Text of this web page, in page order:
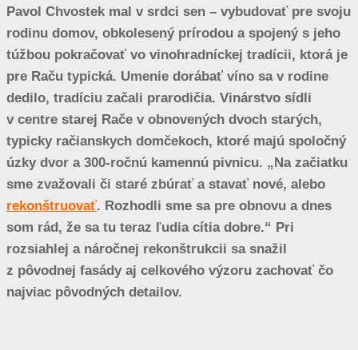
Pavol Chvostek mal v srdci sen – vybudovať pre svoju
rodinu domov, obkolesený prírodou a spojený s jeho
túžbou pokračovať vo vinohradníckej tradícii, ktorá je
pre Raču typická. Umenie dorábať víno sa v rodine
dedilo, tradíciu začali prarodičia. Vinárstvo sídli
v centre starej Rače v obnovených dvoch starých,
typicky račianskych domčekoch, ktoré majú spoločný
úzky dvor a 300-ročnú kamennú pivnicu. „Na začiatku
sme zvažovali či staré zbúrať a stavať nové, alebo
rekonštruovať. Rozhodli sme sa pre obnovu a dnes
som rád, že sa tu teraz ľudia cítia dobre.“ Pri
rozsiahlej a náročnej rekonštrukcii sa snažil
z pôvodnej fasády aj celkového výzoru zachovať čo
najviac pôvodných detailov.